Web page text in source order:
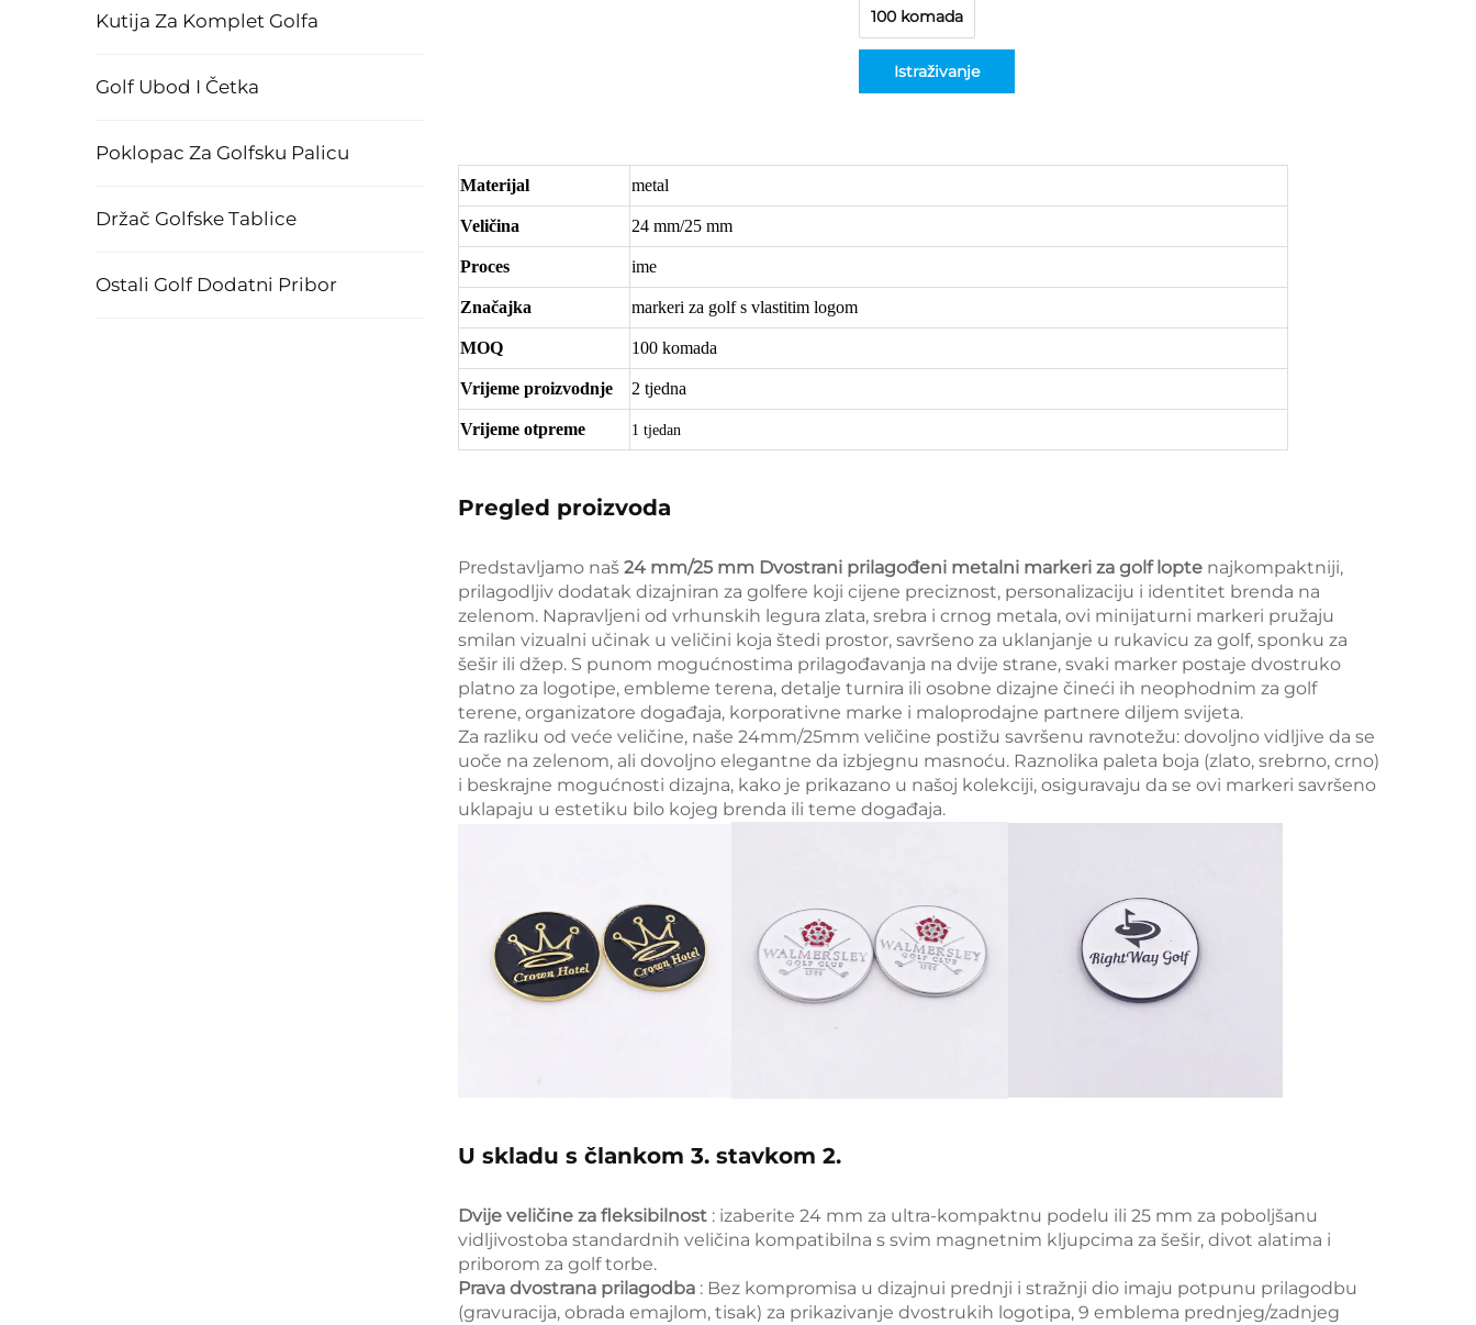
Kutija Za Komplet Golfa
Golf Ubod I Četka
Poklopac Za Golfsku Palicu
Držač Golfske Tablice
Ostali Golf Dodatni Pribor
100 komada
Istraživanje
Materijal metal
Veličina 24 mm/25 mm
Proces ime
Značajka markeri za golf s vlastitim logom
MOQ 100 komada
Vrijeme proizvodnje 2 tjedna
Vrijeme otpreme 1 tjedan
Pregled proizvoda
Predstavljamo naš 24 mm/25 mm Dvostrani prilagođeni metalni markeri za golf lopte najkompaktniji,
prilagodljiv dodatak dizajniran za golfere koji cijene preciznost, personalizaciju i identitet brenda na
zelenom. Napravljeni od vrhunskih legura zlata, srebra i crnog metala, ovi minijaturni markeri pružaju
smilan vizualni učinak u veličini koja štedi prostor, savršeno za uklanjanje u rukavicu za golf, sponku za
šešir ili džep. S punom mogućnostima prilagođavanja na dvije strane, svaki marker postaje dvostruko
platno za logotipe, embleme terena, detalje turnira ili osobne dizajne čineći ih neophodnim za golf
terene, organizatore događaja, korporativne marke i maloprodajne partnere diljem svijeta.
Za razliku od veće veličine, naše 24mm/25mm veličine postižu savršenu ravnotežu: dovoljno vidljive da se
uoče na zelenom, ali dovoljno elegantne da izbjegnu masnoću. Raznolika paleta boja (zlato, srebrno, crno)
i beskrajne mogućnosti dizajna, kako je prikazano u našoj kolekciji, osiguravaju da se ovi markeri savršeno
uklapaju u estetiku bilo kojeg brenda ili teme događaja.
U skladu s člankom 3. stavkom 2.
Dvije veličine za fleksibilnost : izaberite 24 mm za ultra-kompaktnu podelu ili 25 mm za poboljšanu
vidljivostoba standardnih veličina kompatibilna s svim magnetnim kljupcima za šešir, divot alatima i
priborom za golf torbe.
Prava dvostrana prilagodba : Bez kompromisa u dizajnui prednji i stražnji dio imaju potpunu prilagodbu
(gravuracija, obrada emajlom, tisak) za prikazivanje dvostrukih logotipa, 9 emblema prednjeg/zadnjeg